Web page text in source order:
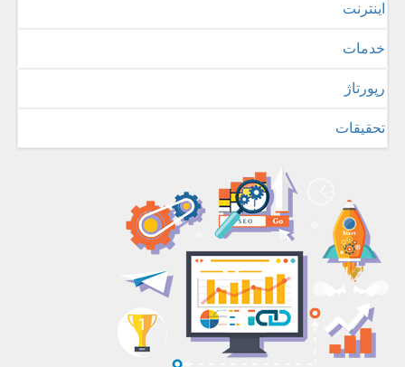
اینترنت
خدمات
رپورتاژ
تحقیقات